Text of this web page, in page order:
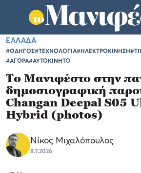
ΕΛΛΑΔΑ
#ΟΔΗΓΟΣ#ΤΕΧΝΟΛΟΓΙΑ#ΗΛΕΚΤΡΟΚΙΝΗΣΗ
#ΑΓΟΡΑ#ΑΥΤΟΚΙΝΗΤΟ
Το Μανιφέστο στην
δημοσιογραφική
Changan Deepal S05
Hybrid (photos)
Νίκος Μιχαλόπουλος
8.7.2026